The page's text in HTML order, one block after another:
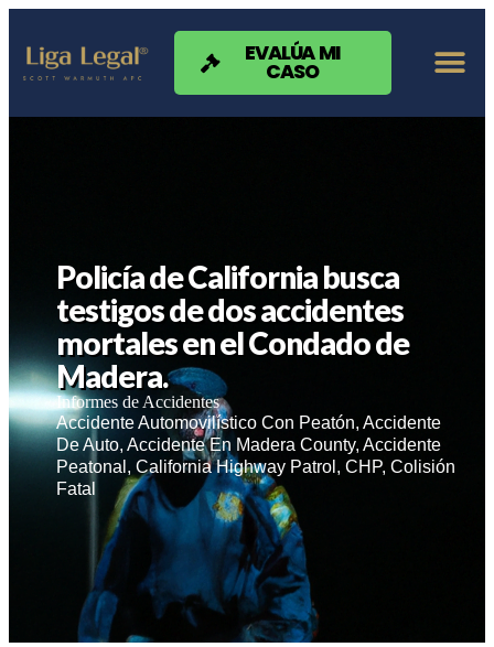
Nota:
sitio
web
EVALÚA MI
CASO
Policía de California busca
testigos de dos accidentes
mortales en el Condado de
Madera.
Informes de Accidentes
Accidente Automovilístico Con Peatón,Accidente
De Auto,Accidente En Madera County,Accidente
Peatonal ,California Highway Patrol ,CHP,Colisión
Fatal